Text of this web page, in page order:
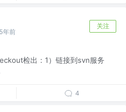
5年前
关注
检出：1）链接到svn服务
4